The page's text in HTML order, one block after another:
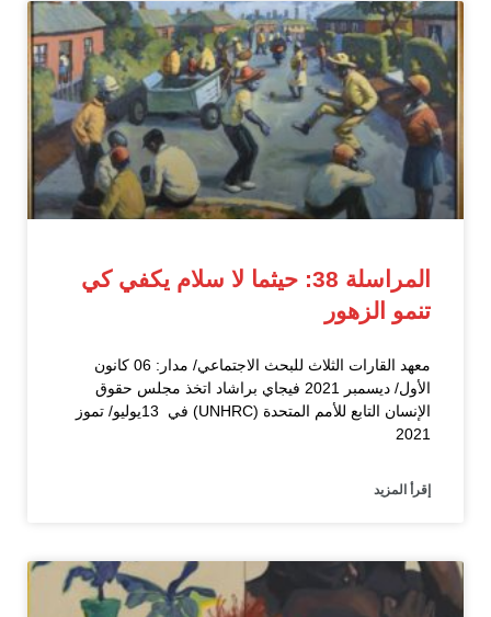
المراسلة 38: حيثما لا سلام يكفي كي
تنمو الزهور
معهد القارات الثلاث للبحث الاجتماعي/ مدار: 06 كانون
الأول/ ديسمبر 2021 فيجاي براشاد اتخذ مجلس حقوق
الإنسان التابع للأمم المتحدة (UNHRC) في 13يوليو/ تموز
2021
إقرأ المزيد